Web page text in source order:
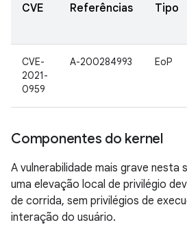
CVE Referências Tipo
CVE-
2021-
0959
A-200284993 EoP
Componentes do kernel
A vulnerabilidade mais grave nesta
uma elevação local de privilégio
de corrida, sem privilégios de
interação do usuário.